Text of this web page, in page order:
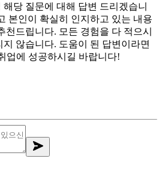
당 질문에 대해 답변 드리겠습니
본인이 확실히 인지하고 있는 내용
천드립니다. 모든 경험을 다 적으시
않습니다. 도움이 된 답변이라면
업에 성공하시길 바랍니다!